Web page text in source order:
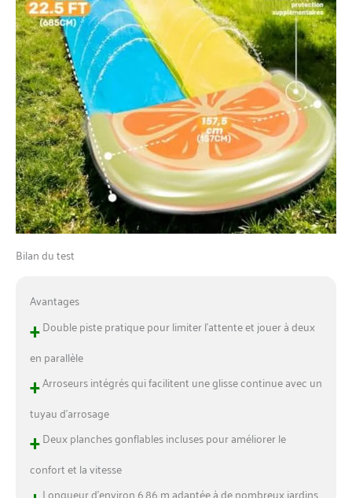
Bilan du test
Avantages
+Double piste pratique pour limiter l’attente et jouer à deux
en parallèle
+Arroseurs intégrés qui facilitent une glisse continue avec un
tuyau d’arrosage
+Deux planches gonflables incluses pour améliorer le
confort et la vitesse